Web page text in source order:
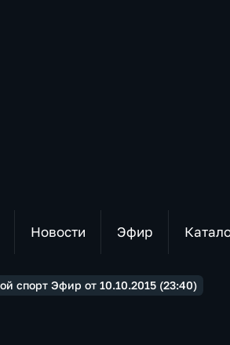
Новости Эфир
спорт Эфир от 10.10.2015 (23:40)